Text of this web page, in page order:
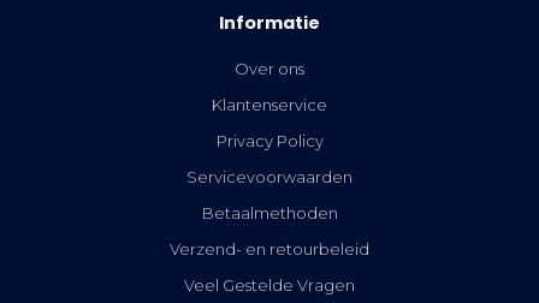
Informatie
Over ons
Klantenservice
Privacy Policy
Servicevoorwaarden
Betaalmethoden
Verzend- en retourbeleid
Veel Gestelde Vragen